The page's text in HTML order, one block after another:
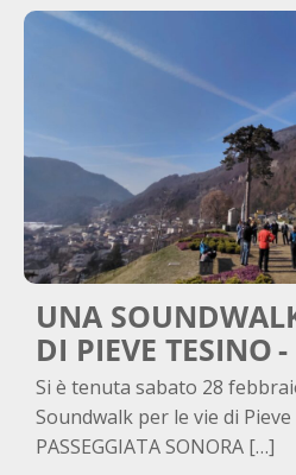
UNA
DI PIEVE TESINO
Si è tenuta sabato 28
Soundwalk per le vie di
PASSEGGIATA SONORA […]